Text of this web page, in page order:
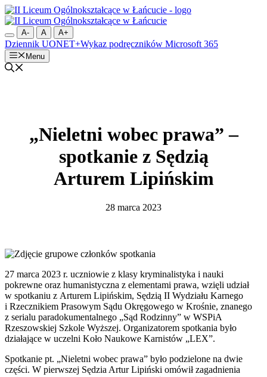
Przejdź
do
treściA- A A+
Dziennik UONET+Wykaz podręczników Microsoft 365
Menu
„Nieletni wobec prawa” –
spotkanie z Sędzią
Arturem Lipińskim
28 marca 2023
27 marca 2023 r. uczniowie z klasy kryminalistyka i nauki
pokrewne oraz humanistyczna z elementami prawa, wzięli udział
w spotkaniu z Arturem Lipińskim, Sędzią II Wydziału Karnego
i Rzecznikiem Prasowym Sądu Okręgowego w Krośnie, znanego
z serialu paradokumentalnego „Sąd Rodzinny” w WSPiA
Rzeszowskiej Szkole Wyższej. Organizatorem spotkania było
działające w uczelni Koło Naukowe Karnistów „LEX”.
Spotkanie pt. „Nieletni wobec prawa” było podzielone na dwie
części. W pierwszej Sędzia Artur Lipiński omówił zagadnienia